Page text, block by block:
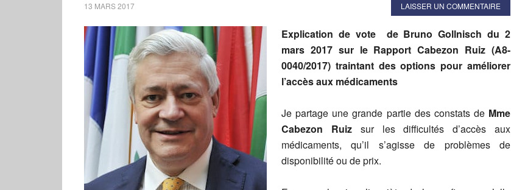
13 MARS 2017 LAISSER UN COMMENTAIRE
Explication de vote de Bruno Gollnisch du 2
mars 2017 sur le Rapport Cabezon Ruiz (A8-
0040/2017) traintant des options pour améliorer
l’accès aux médicaments
Je partage une grande partie des constats deMme
Cabezon Ruizsur les difficultés d’accès aux
médicaments, qu’il s’agisse de problèmes de
disponibilité ou de prix.